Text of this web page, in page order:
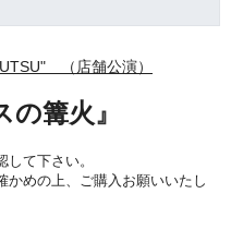
（店舗公演）
の篝火』
て下さい。
かめの上、ご購入お願いいたし